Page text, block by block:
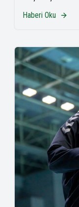
Haberi Oku